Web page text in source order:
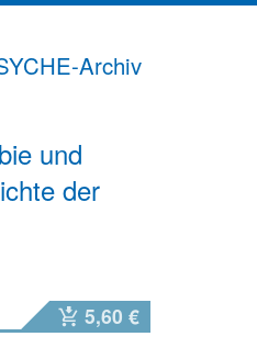
Archiv
und
der
5,60 €